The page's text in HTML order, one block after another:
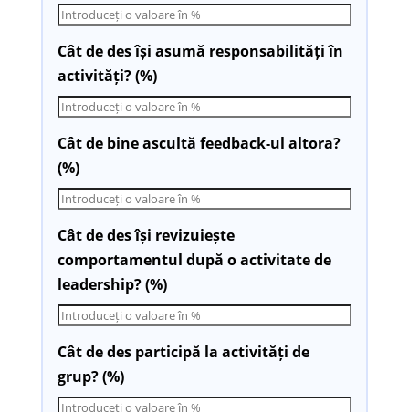
Cât de des își asumă responsabilități în
activități? (%)
Cât de bine ascultă feedback-ul altora?
(%)
Cât de des își revizuiește
comportamentul după o activitate de
leadership? (%)
Cât de des participă la activități de
grup? (%)